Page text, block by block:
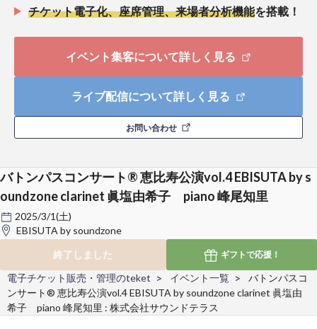
チケット電子化、座席管理、来場者分析機能を搭載！
イベント集客について詳しく見る
ライブ配信について詳しく見る
お問い合わせ
バトンパスコンサート®︎ 恵比寿公演vol.4 EBISUTA by s
oundzone clarinet 眞塩由希子 piano 峰尾知里
2025/3/1(土)
EBISUTA by soundzone
終了しました
ギフトで応援！
電子チケット販売・管理のteket イベント一覧
バトンパスコ
ンサート®︎ 恵比寿公演vol.4 EBISUTA by soundzone clarinet 眞塩由
希子 piano 峰尾知里 : 株式会社サウンドテラス